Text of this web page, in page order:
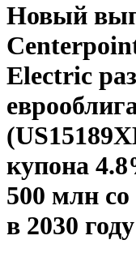
Новый
Electric
купона
500 млн
в 2030 году